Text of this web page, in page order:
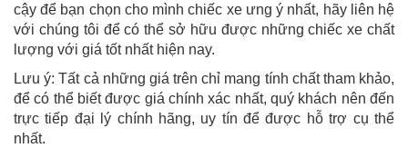
cậy để bạn chọn cho mình chiếc xe ưng ý nhất, hãy liên hệ
với chúng tôi để có thể sở hữu được những chiếc xe chất
lượng với giá tốt nhất hiện nay.
Lưu ý: Tất cả những giá trên chỉ mang tính chất tham khảo,
để có thể biết được giá chính xác nhất, quý khách nên đến
trực tiếp đại lý chính hãng, uy tín để được hỗ trợ cụ thể
nhất.